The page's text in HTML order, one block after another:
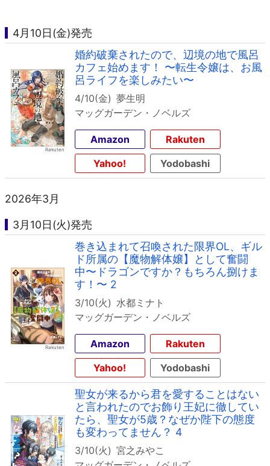
4月10日(金)発売
婚約破棄されたので、辺境の地で風呂
カフェ始めます！ 〜転生令嬢は、お風
呂ライフを楽しみたい〜
4/10(金) 夢生明
マッグガーデン・ノベルズ
Amazon
Rakuten
Yahoo!
Yodobashi
2026年3月
3月10日(火)発売
巻き込まれて召喚された限界OL、ギル
ド所属の【魔物解体嬢】として奮闘
中〜ドラゴンですか？もちろん捌けま
す！〜 2
3/10(火) 水都ミナト
マッグガーデン・ノベルズ
Amazon
Rakuten
Yahoo!
Yodobashi
聖女が来るから君を愛することはない
と言われたのでお飾り王妃に徹してい
たら、聖女が5歳？なぜか陛下の態度
も変わってません？ 4
3/10(火) 宮之みやこ